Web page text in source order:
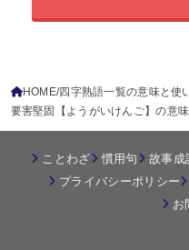
HOME 四字熟語一覧の意味と使
要害堅固【ようがいけんご】の意
ことわざ 慣用句 故事成
プライバシーポリシー
お